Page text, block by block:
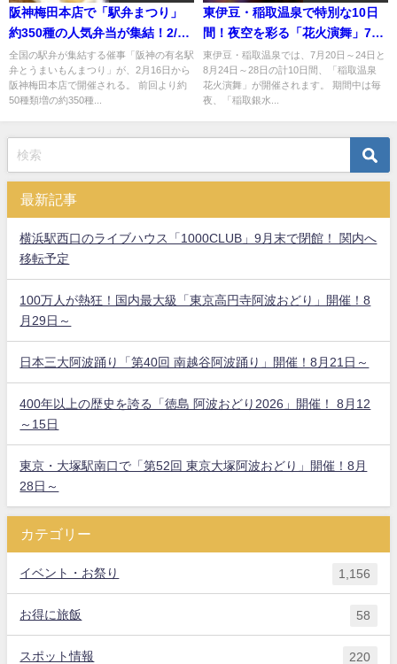
阪神梅田本店で「駅弁まつり」
約350種の人気弁当が集結！2/16
～
全国の駅弁が集結する催事「阪神の有名駅
弁とうまいもんまつり」が、2月16日から
阪神梅田本店で開催される。 前回より約
50種類増の約350種...
東伊豆・稲取温泉で特別な10日
間！夜空を彩る「花火演舞」7月
20日～
東伊豆・稲取温泉では、7月20日～24日と
8月24日～28日の計10日間、「稲取温泉
花火演舞」が開催されます。 期間中は毎
夜、「稲取銀水...
最新記事
横浜駅西口のライブハウス「1000CLUB」9月末で閉館！ 関内へ
移転予定
100万人が熱狂！国内最大級「東京高円寺阿波おどり」開催！8
月29日～
日本三大阿波踊り「第40回 南越谷阿波踊り」開催！8月21日～
400年以上の歴史を誇る「徳島 阿波おどり2026」開催！ 8月12
～15日
東京・大塚駅南口で「第52回 東京大塚阿波おどり」開催！8月
28日～
カテゴリー
イベント・お祭り 1,156
お得に旅飯 58
スポット情報 220